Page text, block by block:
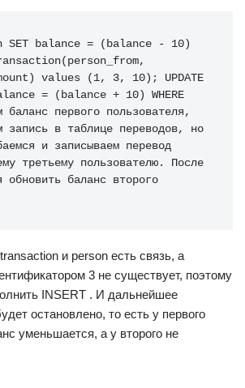
SET balance = (balance - 10)
values (1, 3, 10); UPDATE
= (balance + 10) WHERE
баланс первого пользователя,
запись в таблице переводов, но
и записываем перевод
третьему пользователю. После
обновить баланс второго
и person есть связь, а
3 не существует, поэтому
INSERT . И дальнейшее
остановлено, то есть у первого
уменьшается, а у второго не